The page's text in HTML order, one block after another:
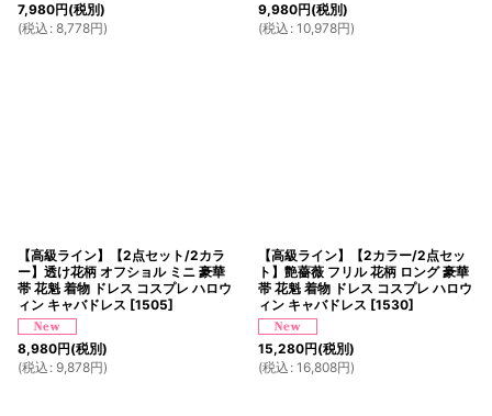
7,980円(税別)
(税込 : 8,778円)
9,980円(税別)
(税込 : 10,978円)
【高級ライン】【2点セット/2カラ
ー】透け花柄 オフショル ミニ 豪華
帯 花魁 着物 ドレス コスプレ ハロウ
ィン キャバドレス [1505]
8,980円(税別)
(税込 : 9,878円)
【高級ライン】【2カラー/2点セッ
ト】艶薔薇 フリル 花柄 ロング 豪華
帯 花魁 着物 ドレス コスプレ ハロウ
ィン キャバドレス [1530]
15,280円(税別)
(税込 : 16,808円)